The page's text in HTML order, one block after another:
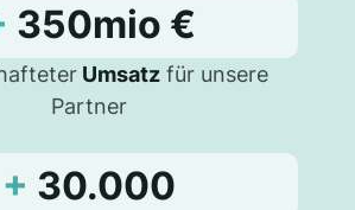
350mio €
Umsatzfür unsere
Partner
+ 30.000